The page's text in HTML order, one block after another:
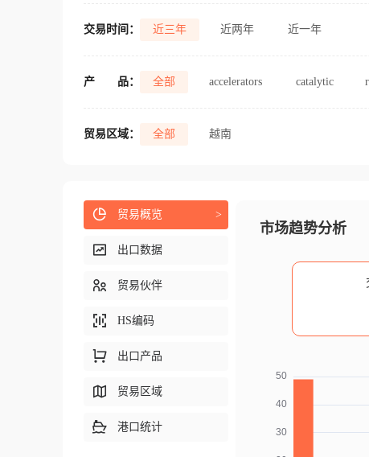
交易时间： 近三年 近两年 近一年
产 品： 全部 accelerators catalytic
贸易区域： 全部 越南
市场趋势分析
贸易概览 >
出口数据
贸易伙伴
HS编码
出口产品
贸易区域
港口统计